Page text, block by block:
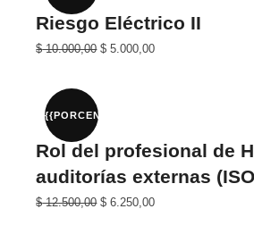
Riesgo Eléctrico II
El
era:
$ 20.000,00.
$10.000,00El
$ 10.000,00.
$ 5.000,00
{{PORCENTAJE}}%
Rol del profesional de
auditorías externas
El
$12.500,00El
$ 6.250,00